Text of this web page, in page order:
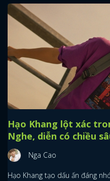
Hạo Khang lột xác
Nghe, diễn có chiều
Nga Cao
Hạo Khang tạo dấu ấn đáng